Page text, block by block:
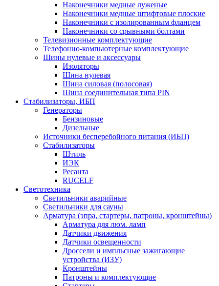
Наконечники медные луженые
Наконечники медные штифтовые плоские
Наконечники с изолированным фланцем
Наконечники со срывными болтами
Телевизионные комплектующие
Телефонно-компьютерные комплектующие
Шины нулевые и аксессуары
Изоляторы
Шина нулевая
Шина силовая (полосовая)
Шина соединительная типа PIN
Стабилизаторы, ИБП
Генераторы
Бензиновые
Дизельные
Источники бесперебойного питания (ИБП)
Стабилизаторы
Штиль
ИЭК
Ресанта
RUCELF
Светотехника
Светильники аварийные
Светильники для сауны
Арматура (эпра, стартеры, патроны, кронштейны)
Арматура для люм. ламп
Датчики движения
Датчики освещенности
Дроссели и импльсные зажигающие
устройства (ИЗУ)
Кронштейны
Патроны и комплектующие